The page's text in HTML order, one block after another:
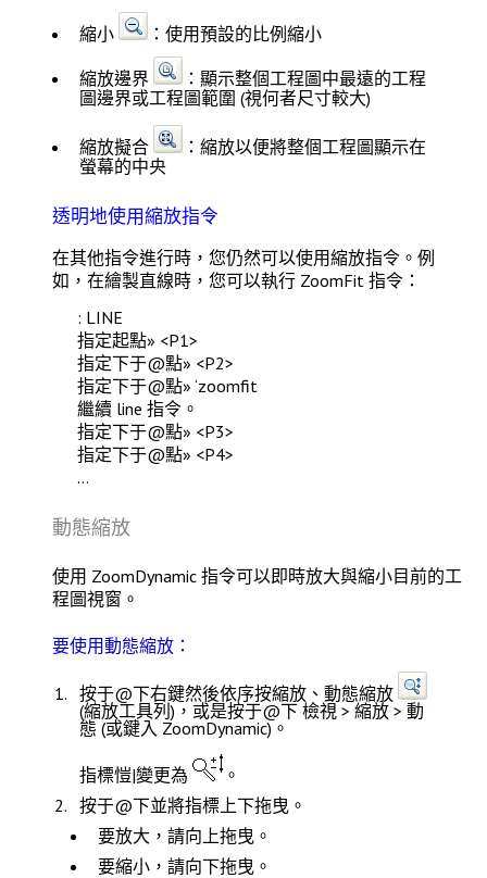
縮小 ：使用預設的比例縮小
縮放邊界
：顯示整個工程圖中最遠的工程
圖邊界或工程圖範圍 (視何者尺寸較大)
縮放擬合
：縮放以便將整個工程圖顯示在
螢幕的中央
透明地使用縮放指令
在其他指令進行時，您仍然可以使用縮放指令。例
如，在繪製直線時，您可以執行 ZoomFit 指令：
: LINE
指定起點» <P1>
指定下于@點» <P2>
指定下于@點» ‘zoomfit
繼續 line 指令。
指定下于@點» <P3>
指定下于@點» <P4>
…
動態縮放
使用 ZoomDynamic 指令可以即時放大與縮小目前的工
程圖視窗。
要使用動態縮放：
按于@下右鍵然後依序按縮放 、動態縮放
(縮放工具列)，或是按于@下檢視 > 縮放 > 動
態 (或鍵入 ZoomDynamic)。
指標愷|變更為
。
按于@下並將指標上下拖曳。
要放大，請向上拖曳。
要縮小，請向下拖曳。